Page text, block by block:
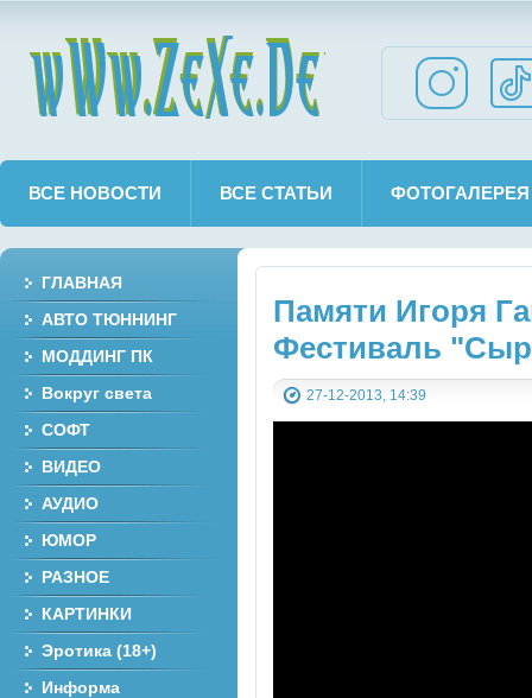
ВСЕ НОВОСТИ ВСЕ СТАТЬИ ФОТОГАЛЕРЕЯ
Памяти Игоря
Фестиваль
27-12-2013, 14:39
ГЛАВНАЯ
АВТО ТЮННИНГ
МОДДИНГ ПК
Вокруг света
СОФТ
ВИДЕО
АУДИО
ЮМОР
РАЗНОЕ
КАРТИНКИ
Эротика (18+)
Информа